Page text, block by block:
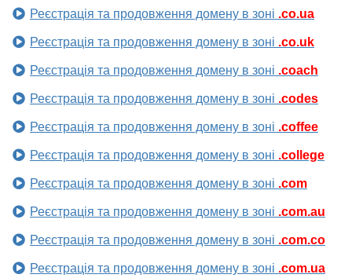
Реєстрація та продовження домену в зоні .co.ua
Реєстрація та продовження домену в зоні .co.uk
Реєстрація та продовження домену в зоні .coach
Реєстрація та продовження домену в зоні .codes
Реєстрація та продовження домену в зоні .coffee
Реєстрація та продовження домену в зоні .college
Реєстрація та продовження домену в зоні .com
Реєстрація та продовження домену в зоні .com.au
Реєстрація та продовження домену в зоні .com.co
Реєстрація та продовження домену в зоні .com.ua